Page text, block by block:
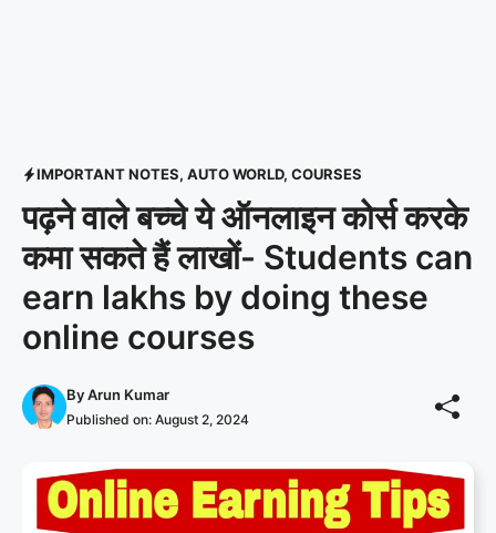
IMPORTANT NOTES, AUTO WORLD, COURSES
पढ़ने वाले बच्चे ये ऑनलाइन कोर्स करके
कमा सकते हैं लाखों- Students can
earn lakhs by doing these
online courses
ByArun Kumar
Published on: August 2, 2024